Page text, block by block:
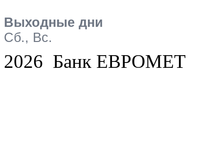
Выходные дни
Сб., Вс.
2026 Банк ЕВРОМЕТ